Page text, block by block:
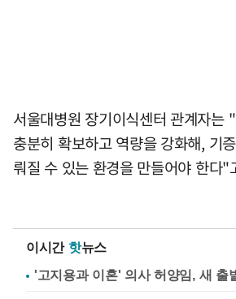
서울대병원 장기이식센터 관계자는
충분히 확보하고 역량을 강화해, 기
뤄질 수 있는 환경을 만들어야 한다"
이시간 핫뉴스
'고지용과 이혼' 의사 허양임, 새 출